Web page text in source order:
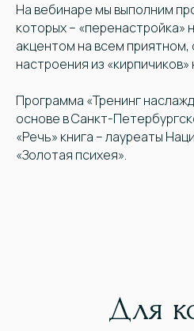
На вебинаре мы выполним
которых – «перенастройка»
акцентом на всем приятном,
настроения из
Программа «Тренинг
основе в Санкт-
«Речь» книга – лауреаты
«Золотая психея».
Для